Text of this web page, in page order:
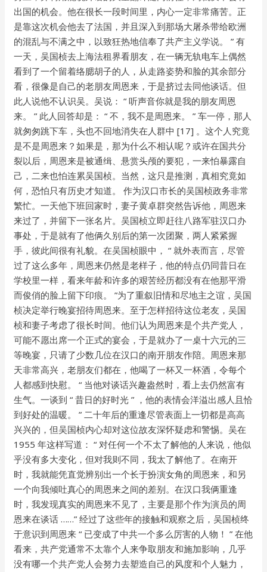
出国的机会。他在很长一段时间里，内心一定非常痛苦。正
是靠这次机会他去了法国，并且深入到那场大屠杀带给欧洲
的混乱与不满之中，以致狂热地信奉了共产主义学说。 ” 有
一天，吴国桢去上海法租界看朋友，在一辆无轨电车上偶然
看到了一个留着络腮胡子的人，从走路姿势和脸的其余部分
看，很像是自己的老朋友周恩来，于是挤过去同他谈话。但
此人说他不认识吴。吴说： “ 听声音你就是我的朋友周恩
来。 ” 此人回答却是： “ 不，我不是周恩来。 ” 车一停，那人
就匆匆跳下车，头也不回地消失在人群中 [17] 。这个人究竟
是不是周恩来？如果是，那为什么不相认呢？或许在国共分
裂以后，周恩来是被通缉、悬赏头颅的要犯，一来怕暴露自
己，二来也怕连累吴国桢。当然，这只是推测，真相究竟如
何，恐怕只有历史才知道。 作为汉口市长的吴国桢政务非常
繁忙。一天他下班回家时，妻子黄卓群突然告诉他，周恩来
来过了，并留下一张名片。吴国桢立即赶往八路军驻汉口办
事处，于是就有了他俩久别后的第一次团聚，两人紧紧握
手，彼此间很有礼貌。在吴国桢眼中， “ 就外表而言，尽管
过了这么多年，周恩来仍然是老样子，他的特点仍同昔日在
学校里一样，看来年龄和许多的艰苦经历都没有在他那平滑
而俊俏的脸上留下印痕。 ”为了重叙旧情和尽地主之谊，吴国
桢决定举行晚宴招待周恩来。至于怎样招待这位老友，吴国
桢和妻子考虑了很长时间。他们认为周恩来是个共产党人，
可能不愿出席一个正式的宴会，于是就办了一桌十六元的三
等晚宴，只请了少数几位在汉口的南开朋友作陪。周恩来那
天非常高兴，老朋友们都在，他喝了一杯又一杯酒，令每个
人都感到快慰。 “ 当他对谈话兴趣盎然时，看上去仍然富有
生气。一谈到 “ 昔日的好时光 ” ，他的表情会洋溢出感人且恰
到好处的温暖。 ” 二十年后的重逢尽管表面上一切都是高高
兴兴的，但吴国桢内心却对这位故友深怀疑虑和警惕。吴在
1955 年这样写道： “ 对任何一个不太了解他的人来说，他似
乎没有多大变化，但对我则不同，我太了解他了。在南开
时，我就能凭直觉辨别出一个长于扮演女角的周恩来，和另
一个向我倾吐真心的周恩来之间的差别。在汉口我俩重逢
时，我发现真实的周恩来不见了，主要是那个作为演员的周
恩来在谈话 ……” 经过了这些年的接触和观察之后，吴国桢终
于意识到周恩来 “ 已变成了中共一个多么厉害的人物！ ” 在他
看来，共产党通常不太靠个人来争取朋友和施加影响，几乎
没有哪一个共产党人会努力去塑造自己的风度和个人魅力，